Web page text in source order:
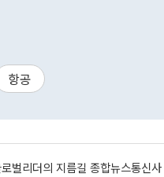
항공
벌리더의 지름길 종합뉴스통